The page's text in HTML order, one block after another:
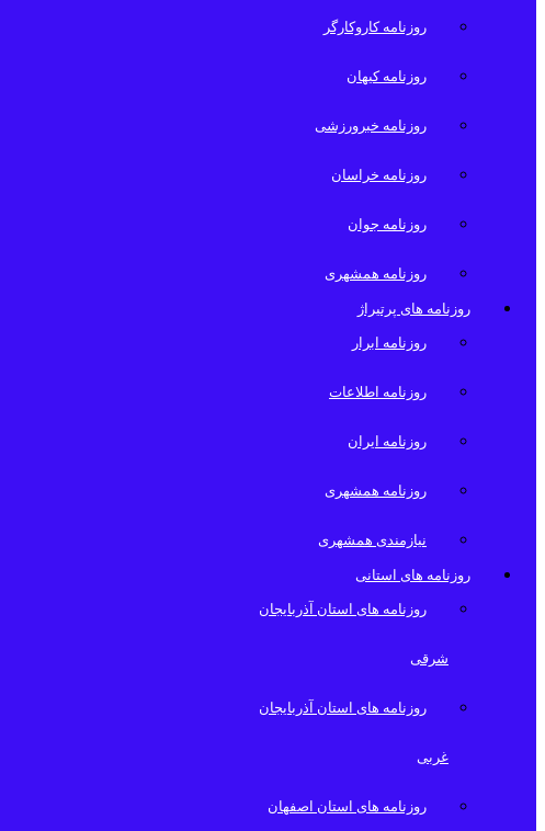
روزنامه کاروکارگر
روزنامه کیهان
روزنامه خبرورزشی
روزنامه خراسان
روزنامه جوان
روزنامه همشهری
روزنامه های پرتیراژ
روزنامه ابرار
روزنامه اطلاعات
روزنامه ایران
روزنامه همشهری
نیازمندی همشهری
روزنامه های استانی
روزنامه های استان آذربایجان
شرقی
روزنامه های استان آذربایجان
غربی
روزنامه های استان اصفهان